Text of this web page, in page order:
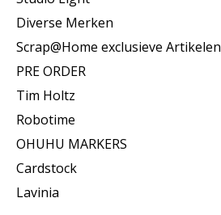
Diverse Merken
Scrap@Home exclusieve Artikelen
PRE ORDER
Tim Holtz
Robotime
OHUHU MARKERS
Cardstock
Lavinia